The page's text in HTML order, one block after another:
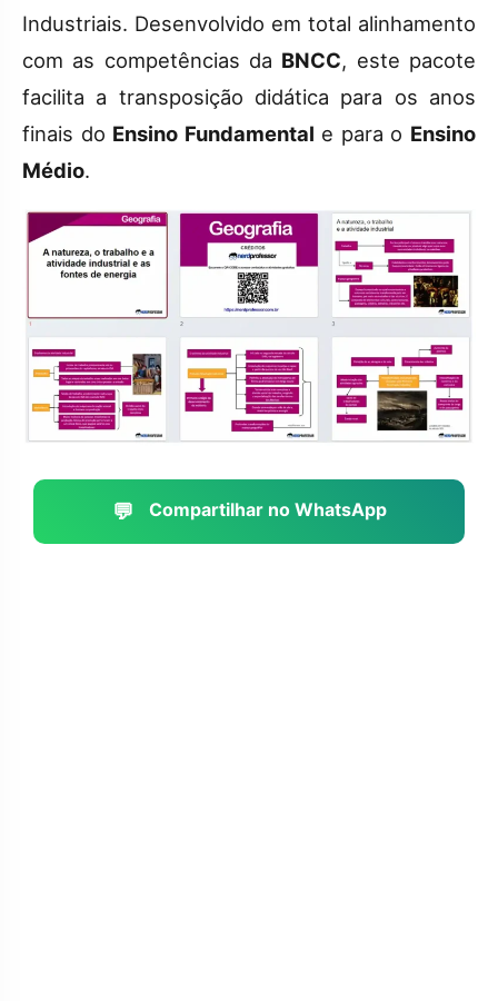
Industriais. Desenvolvido em total alinhamento
com as competências da BNCC, este pacote
facilita a transposição didática para os anos
finais do Ensino Fundamental e para o Ensino
Médio.
💬 Compartilhar no WhatsApp